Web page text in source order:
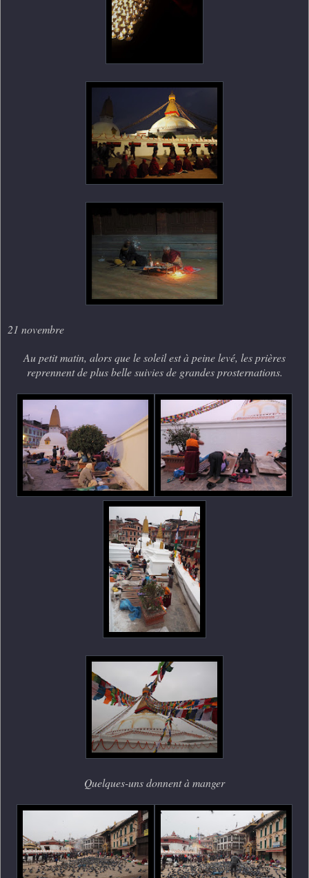
21 novembre
Au petit matin, alors que le soleil est à peine levé, les prières
reprennent de plus belle suivies de grandes prosternations.
Quelques-uns donnent à manger